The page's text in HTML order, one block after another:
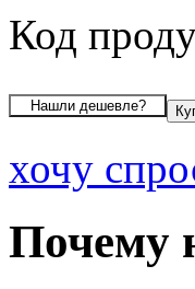
Код
хочу
Почему